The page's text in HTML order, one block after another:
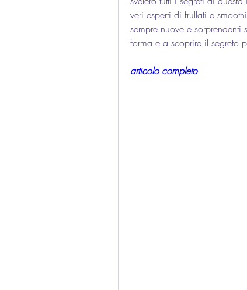
veri esperti di frullati e
sempre nuove e
forma e a scoprire il segreto
articolo completo